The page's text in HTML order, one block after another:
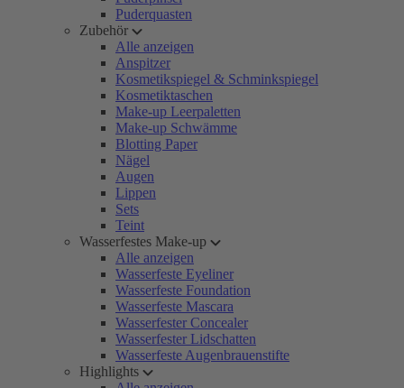
Puderquasten
Zubehör
Alle anzeigen
Anspitzer
Kosmetikspiegel & Schminkspiegel
Kosmetiktaschen
Make-up Leerpaletten
Make-up Schwämme
Blotting Paper
Nägel
Augen
Lippen
Sets
Teint
Wasserfestes Make-up
Alle anzeigen
Wasserfeste Eyeliner
Wasserfeste Foundation
Wasserfeste Mascara
Wasserfester Concealer
Wasserfester Lidschatten
Wasserfeste Augenbrauenstifte
Highlights